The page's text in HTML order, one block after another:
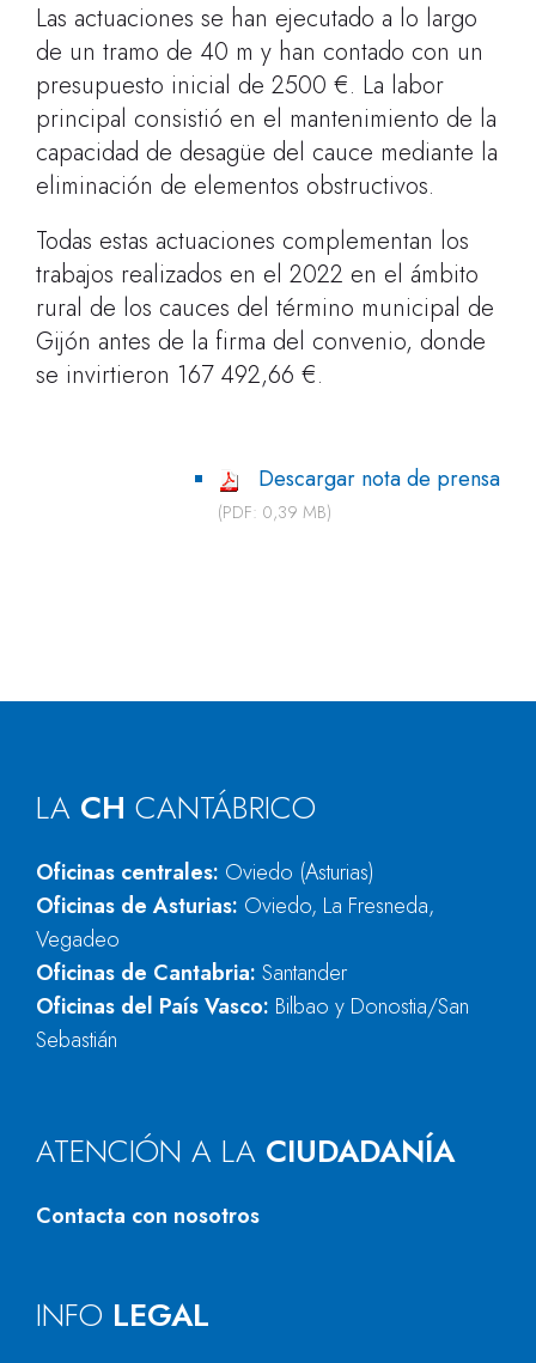
Las actuaciones se han ejecutado a lo largo
de un tramo de 40 m y han contado con un
presupuesto inicial de 2500 €. La labor
principal consistió en el mantenimiento de la
capacidad de desagüe del cauce mediante la
eliminación de elementos obstructivos.
Todas estas actuaciones complementan los
trabajos realizados en el 2022 en el ámbito
rural de los cauces del término municipal de
Gijón antes de la firma del convenio, donde
se invirtieron 167 492,66 €.
Descargar nota de prensa
(PDF: 0,39 MB)
LA CH CANTÁBRICO
Oficinas centrales: Oviedo (Asturias)
Oficinas de Asturias: Oviedo, La Fresneda,
Vegadeo
Oficinas de Cantabria: Santander
Oficinas del País Vasco: Bilbao y Donostia/San
Sebastián
ATENCIÓN A LA CIUDADANÍA
Contacta con nosotros
INFO LEGAL